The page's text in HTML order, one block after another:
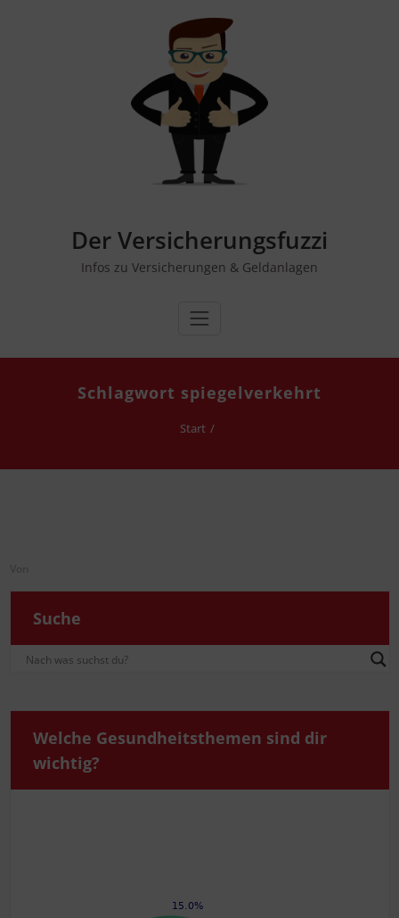
Der Versicherungsfuzzi
Infos zu Versicherungen & Geldanlagen
Schlagwort spiegelverkehrt
Start
Suche
Wel­che Gesund­heits­the­men sind dir
wichtig?